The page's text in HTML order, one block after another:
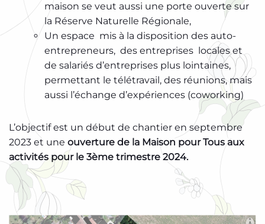
maison se veut aussi une porte ouverte sur
la Réserve Naturelle Régionale,
Un espace mis à la disposition des auto-
entrepreneurs, des entreprises locales et
de salariés d’entreprises plus lointaines,
permettant le télétravail, des réunions, mais
aussi l’échange d’expériences (coworking)
L’objectif est un début de chantier en septembre
2023 et une ouverture de la Maison pour Tous aux
activités pour le 3ème trimestre 2024.